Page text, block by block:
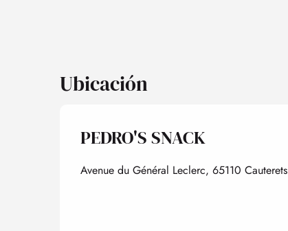
Ubicación
PEDRO'S SNACK
Avenue du Général Leclerc, 65110 Cauterets